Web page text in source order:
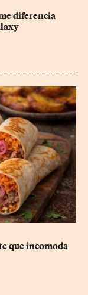
diferencia
que incomoda